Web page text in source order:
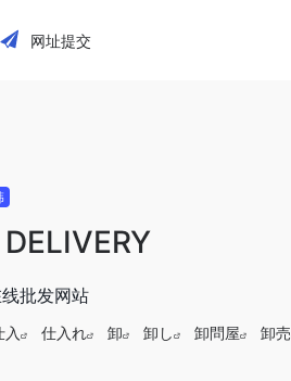
网址提交
批发网站
入 仕入れ 卸 卸し 卸問屋 卸売